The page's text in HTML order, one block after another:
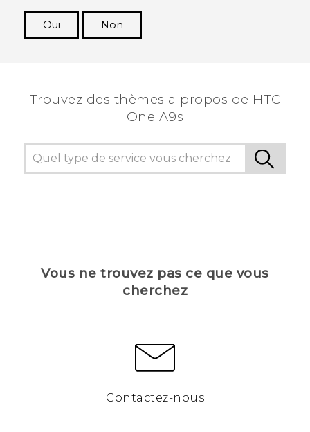
Oui
Non
Trouvez des thèmes a propos de HTC
One A9s
Vous ne trouvez pas ce que vous
cherchez
Contactez-nous